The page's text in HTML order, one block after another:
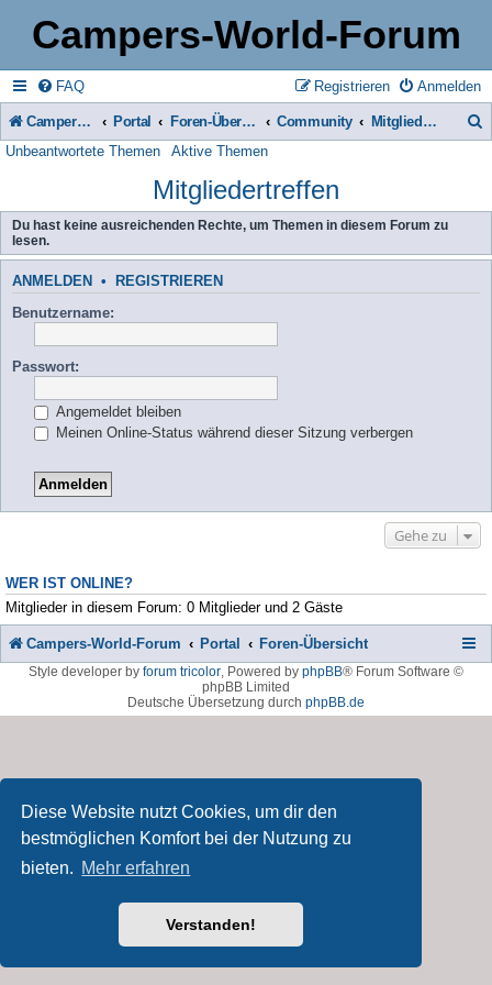
Diese Website nutzt Cookies, um dir den
bestmöglichen Komfort bei der Nutzung zu
bieten. Mehr erfahren
Verstanden!
Campers-World-Forum
FAQ Anmelden
Registrieren
Campers-World-Forum Portal Foren-Übersicht Community Mitgliedertreffen
h
Unbeantwortete Themen Aktive Themen
Mitgliedertreffen
Du hast keine ausreichenden Rechte, um Themen in diesem Forum zu
lesen.
ANMELDEN • REGISTRIEREN
Benutzername:
Passwort:
Angemeldet bleiben
Meinen Online-Status während dieser Sitzung verbergen
Gehe zu
WER IST ONLINE?
Mitglieder in diesem Forum: 0 Mitglieder und 2 Gäste
Campers-World-Forum Portal Foren-Übersicht
Style developer by forum tricolor, Powered by phpBB® Forum Software ©
phpBB Limited
Deutsche Übersetzung durch phpBB.de